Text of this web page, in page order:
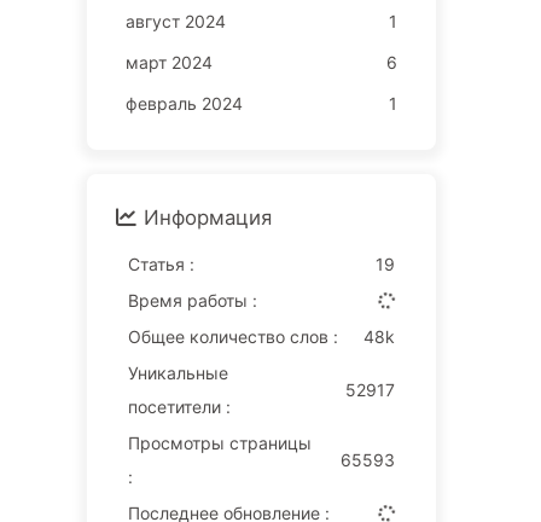
август 2024
1
март 2024
6
февраль 2024
1
Информация
Статья :
19
Время работы :
Общее количество слов :
48k
Уникальные
посетители :
52917
Просмотры страницы
:
65593
Последнее обновление :